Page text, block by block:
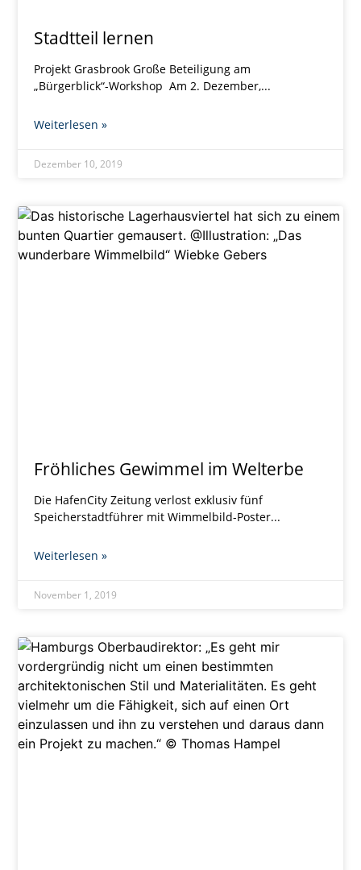
Stadtteil lernen
Projekt Grasbrook Große Beteiligung am
„Bürgerblick“-Workshop Am 2. Dezember,
Weiterlesen »
Dezember 10, 2019
Fröhliches Gewimmel im Welterbe
Die HafenCity Zeitung verlost exklusiv fünf
Speicherstadtführer mit Wimmelbild-Poster
Weiterlesen »
November 1, 2019